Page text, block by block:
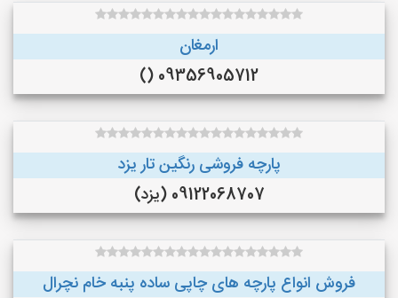
ارمغان
09356905712 ()
پارچه فروشی رنگین تار یزد
09122068707 (یزد)
فروش انواع پارچه های چاپی ساده پنبه خام نچرال